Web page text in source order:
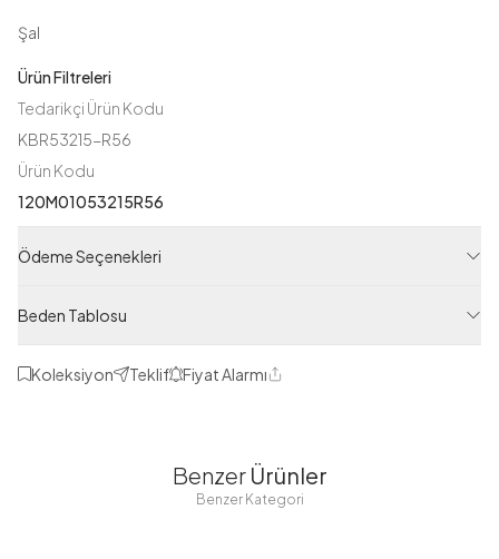
Şal
Ürün Filtreleri
Tedarikçi Ürün Kodu
KBR53215-R56
Ürün Kodu
120M01053215R56
Ödeme Seçenekleri
Beden Tablosu
Koleksiyon Teklif Fiyat AlarmıPaylaş
Benzer Ürünler
Benzer Kategori